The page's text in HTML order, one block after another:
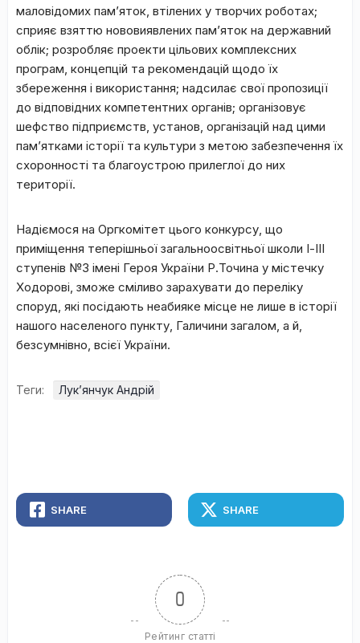
маловідомих пам’яток, втілених у творчих роботах;
сприяє взяттю нововиявлених пам’яток на державний
облік; розробляє проекти цільових комплексних
програм, концепцій та рекомендацій щодо їх
збереження і використання; надсилає свої пропозиції
до відповідних компетентних органів; організовує
шефство підприємств, установ, організацій над цими
пам’ятками історії та культури з метою забезпечення їх
схоронності та благоустрою прилеглої до них
території.
Надіємося на Оргкомітет цього конкурсу, що
приміщення теперішньої загальноосвітньої школи І-ІІІ
ступенів №3 імені Героя України Р.Точина у містечку
Ходорові, зможе сміливо зарахувати до переліку
споруд, які посідають неабияке місце не лише в історії
нашого населеного пункту, Галичини загалом, а й,
безсумнівно, всієї України.
Теги: Лук’янчук Андрій
SHARE SHARE
0
Рейтинг статті